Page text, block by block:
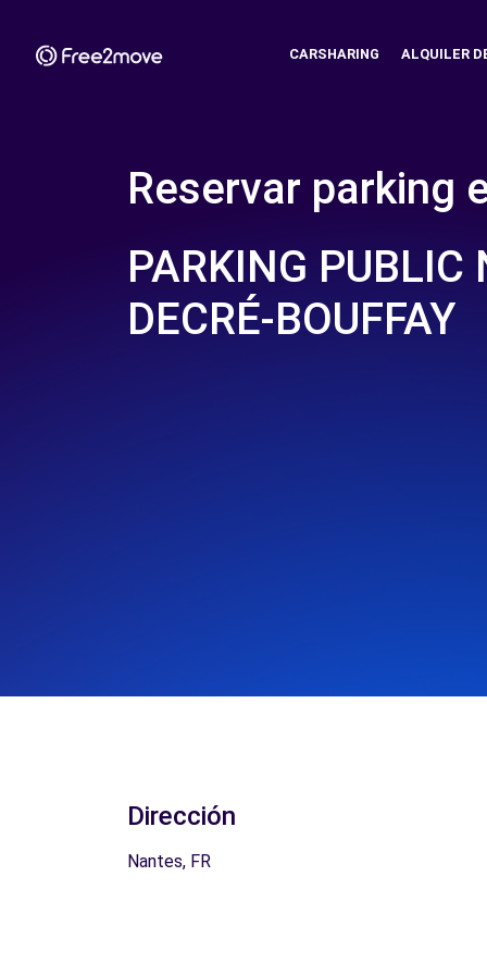
CARSHARING ALQUILER
Reservar parking
PARKING PUBLIC
DECRÉ-BOUFFAY
Dirección
Nantes, FR